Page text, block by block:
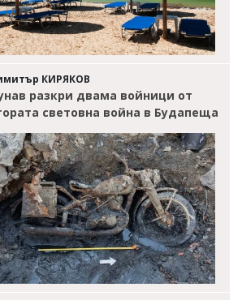
КИРЯКОВ
разкри двама войници от
световна война в Будапеща